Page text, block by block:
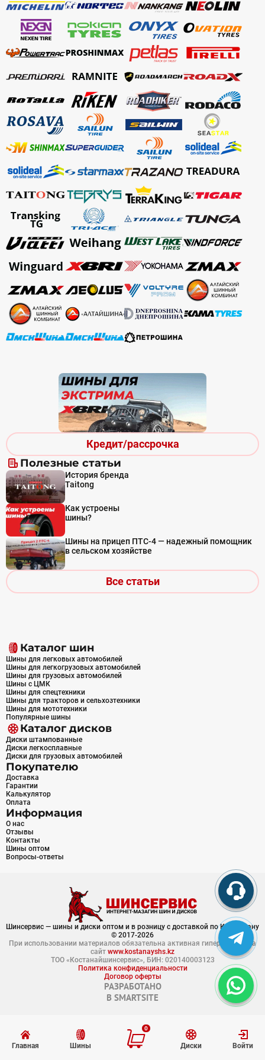
Главная Шины
0
Диски Войти
Кредит/рассрочка
Полезные статьи
История бренда
Taitong
Как устроены
шины?
Шины на прицеп ПТС-4 — надежный помощник
в сельском хозяйстве
Все статьи
Каталог шин
Шины для легковых автомобилей
Шины для легкогрузовых автомобилей
Шины для грузовых автомобилей
Шины с ЦМК
Шины для спецтехники
Шины для тракторов и сельхозтехники
Шины для мототехники
Популярные шины
Каталог дисков
Диски штампованные
Диски легкосплавные
Диски для грузовых автомобилей
Покупателю
Доставка
Гарантии
Калькулятор
Оплата
Информация
О нас
Отзывы
Контакты
Шины оптом
Вопросы-ответы
Шинсервис — шины и диски оптом и в розницу с доставкой по Казахстану
© 2017-2026
При использовании материалов обязательна активная гиперссылка на
сайт www.kostanayshs.kz
ТОО «Костанайшинсервис», БИН: 020140003123
Политика конфиденциальности
Договор оферты
РАЗРАБОТАНО
В SMARTSITE